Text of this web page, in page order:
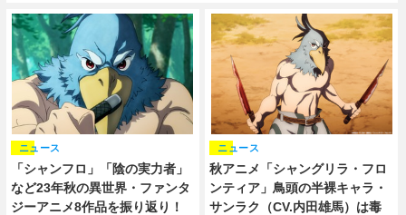
「シャンフロ」「陰の実力者」
など23年秋の異世界・ファンタ
ジーアニメ8作品を振り返り！
ニュース
秋アニメ「シャングリラ・フロ
ンティア」鳥頭の半裸キャラ・
サンラク（CV.内田雄馬）は毒
ニュース